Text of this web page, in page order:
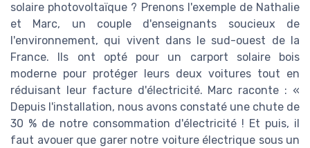
solaire photovoltaïque ? Prenons l'exemple de Nathalie
et Marc, un couple d'enseignants soucieux de
l'environnement, qui vivent dans le sud-ouest de la
France. Ils ont opté pour un carport solaire bois
moderne pour protéger leurs deux voitures tout en
réduisant leur facture d'électricité. Marc raconte : «
Depuis l'installation, nous avons constaté une chute de
30 % de notre consommation d'électricité ! Et puis, il
faut avouer que garer notre voiture électrique sous un